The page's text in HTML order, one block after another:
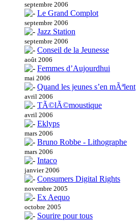
septembre 2006
Le Grand Complot
septembre 2006
Jazz Station
septembre 2006
Conseil de la Jeunesse
août 2006
Femmes d’Aujourdhui
mai 2006
Quand les jeunes s’en mÃªlent
avril 2006
TÃ©lÃ©moustique
avril 2006
Eklyps
mars 2006
Bruno Robbe - Lithographe
mars 2006
Intaco
janvier 2006
Consumers Digital Rights
novembre 2005
Ex Aequo
octobre 2005
Sourire pour tous